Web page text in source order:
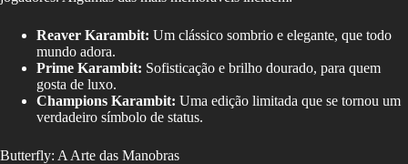
Reaver Karambit: Um clássico sombrio e elegante, que todo
mundo adora.
Prime Karambit: Sofisticação e brilho dourado, para quem
gosta de luxo.
Champions Karambit: Uma edição limitada que se tornou um
verdadeiro símbolo de status.
Butterfly: A Arte das Manobras